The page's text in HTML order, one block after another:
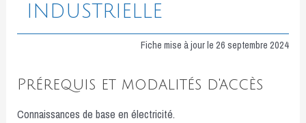
INDUSTRIELLE
Fiche mise à jour le 26 septembre 2024
Prérequis et modalités d'accès
Connaissances de base en électricité.